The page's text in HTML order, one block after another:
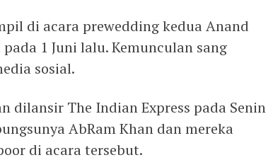
di acara prewedding kedua Anand
1 Juni lalu. Kemunculan sang
sosial.
dilansir The Indian Express pada Senin
AbRam Khan dan mereka
di acara tersebut.